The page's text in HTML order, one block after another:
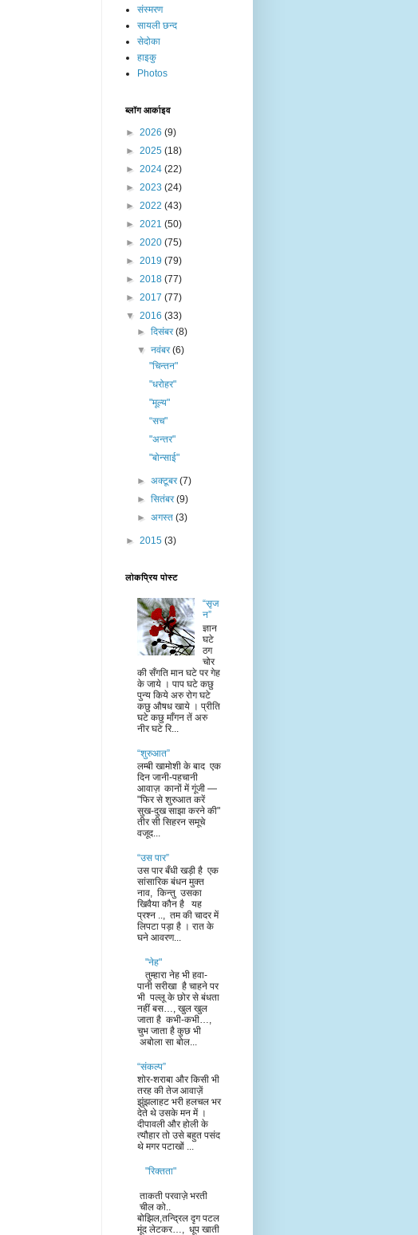
संस्मरण
सायली छन्द
सेदोका
हाइकु
Photos
ब्लॉग आर्काइव
► 2026 (9)
► 2025 (18)
► 2024 (22)
► 2023 (24)
► 2022 (43)
► 2021 (50)
► 2020 (75)
► 2019 (79)
► 2018 (77)
► 2017 (77)
▼ 2016 (33)
►दिसंबर(8)
▼नवंबर(6)
"चिन्तन"
"धरोहर"
"मूल्य"
“सच"
"अन्तर"
"बोन्साई"
►अक्टूबर(7)
►सितंबर(9)
►अगस्त(3)
► 2015 (3)
लोकप्रिय पोस्ट
“सृज
न”
ज्ञान
घटे
ठग
चोर
की सँगति मान घटे पर गेह
के जाये । पाप घटे कछु
पुन्य किये अरु रोग घटे
कछु औषध खाये । प्रीति
घटे कछु माँगन तें अरु
नीर घटे रि...
“शुरुआत”
लम्बी खामोशी के बाद एक
दिन जानी-पहचानी
आवाज़ कानों में गूंजी —
"फिर से शुरुआत करें
सुख-दुख साझा करने की"
तीर सी सिहरन समूचे
वजूद...
“उस पार”
उस पार बँधी खड़ी है एक
सांसारिक बंधन मुक्त
नाव, किन्तु उसका
खिवैया कौन है यह
प्रश्न .., तम की चादर में
लिपटा पड़ा है । रात के
घने आवरण...
"नेह"
तुम्हारा नेह भी हवा-
पानी सरीखा है चाहने पर
भी पल्लू के छोर से बंधता
नहीं बस…, खुल खुल
जाता है कभी-कभी…,
चुभ जाता है कुछ भी
अबोला सा बोल...
“संकल्प”
शोर-शराबा और किसी भी
तरह की तेज आवाज़ें
झुंझलाहट भरी हलचल भर
देते थे उसके मन में ।
दीपावली और होली के
त्यौहार तो उसे बहुत पसंद
थे मगर पटाखों ...
"रिक्तता"
ताकती परवाज़े भरती
चील को..
बोझिल,तन्द्रिल दृग पटल
मूंद लेटकर…, धूप खाती